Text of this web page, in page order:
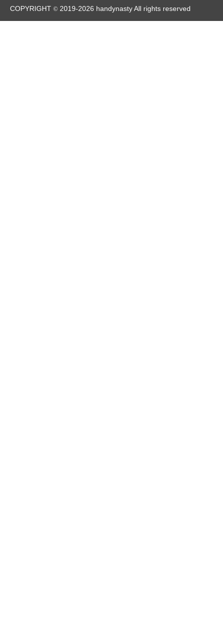
COPYRIGHT © 2019-2026 handynasty All rights reserved